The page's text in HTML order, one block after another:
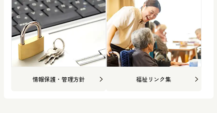
情報保護・管理方針 福祉リンク集